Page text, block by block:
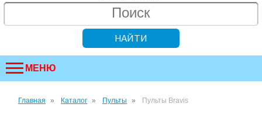
МЕНЮ
Главная Каталог Пульты Пульты Bravis